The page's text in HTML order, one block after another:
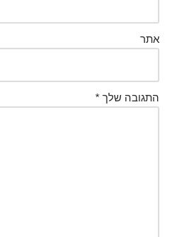
אתר
התגובה שלך *